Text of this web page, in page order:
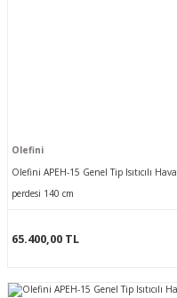
Olefini
Olefini APEH-15 Genel Tip Isıtıcılı Hava
perdesi 140 cm
65.400,00 TL